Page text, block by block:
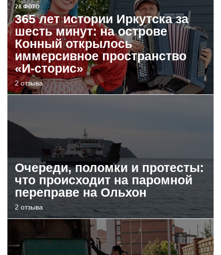
28 ФОТО
365 лет истории Иркутска за
шесть минут: на острове
Конный открылось
иммерсивное пространство
«И-сторис»
2 отзыва
Очереди, поломки и протесты:
что происходит на паромной
переправе на Ольхон
2 отзыва